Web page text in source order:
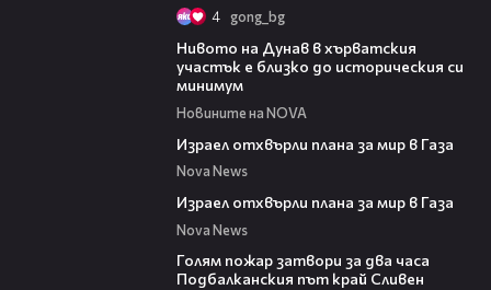
4 gong_bg
Нивото на Дунав в хърватския
участък е близко до историческия си
минимум
Новините на NOVA
Израел отхвърли плана за мир в Газа
Nova News
Израел отхвърли плана за мир в Газа
Nova News
Голям пожар затвори за два часа
Подбалканския път край Сливен